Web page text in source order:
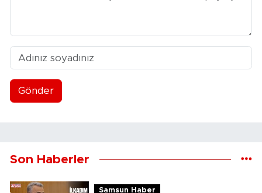
Gönder
Son Haberler
Samsun Haber